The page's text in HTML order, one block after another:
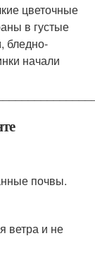
цветочные
в густые
бледно-
начали
почвы.
ветра и не